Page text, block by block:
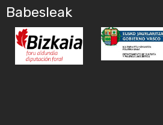
Babesleak